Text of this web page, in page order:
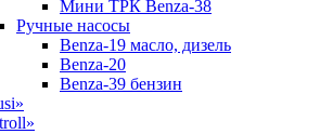
Мини ТРК Benza-38
Ручные насосы
Benza-19 масло, дизель
Benza-20
Benza-39 бензин